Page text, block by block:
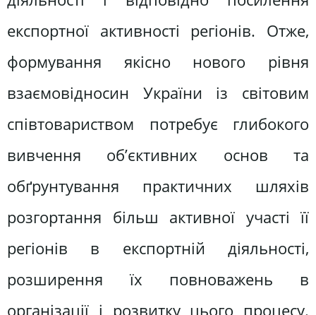
експортної активності регіонів. Отже,
формування якісно нового рівня
взаємовідносин України із світовим
співтовариством потребує глибокого
вивчення об’єктивних основ та
обґрунтування практичних шляхів
розгортання більш активної участі її
регіонів в експортній діяльності,
розширення їх повноважень в